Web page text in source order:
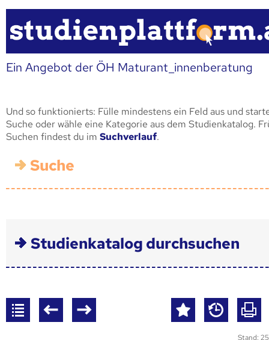
Ein Angebot der ÖH Maturant_innenberatung
Und so funktionierts: Fülle mindestens ein Feld aus und
Suche oder wähle eine Kategorie aus dem Studienkatalog.
Suchen findest du im Suchverlauf.
Suche
Studienkatalog durchsuchen
Stand: